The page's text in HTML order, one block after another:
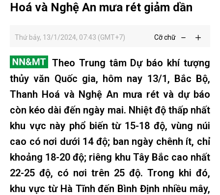
Hoá và Nghệ An mưa rét giảm dần
Thứ bảy, 13/1/2024, 07:43 (GMT+7) Cỡ chữ
Theo Trung tâm Dự báo khí tượng
thủy văn Quốc gia, hôm nay 13/1, Bắc Bộ,
Thanh Hoá và Nghệ An mưa rét và dự báo
còn kéo dài đến ngày mai. Nhiệt độ thấp nhất
khu vực này phổ biến từ 15-18 độ, vùng núi
cao có nơi dưới 14 độ; ban ngày chênh ít, chỉ
khoảng 18-20 độ; riêng khu Tây Bắc cao nhất
22-25 độ, có nơi trên 25 độ. Trong khi đó,
khu vực từ Hà Tĩnh đến Bình Định nhiều mây,